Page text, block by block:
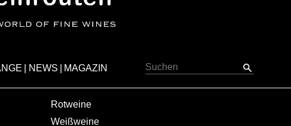
NEWS MAGAZIN
Rotweine
Weißweine